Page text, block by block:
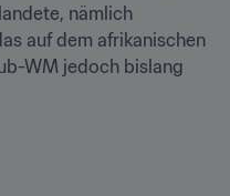
nämlich
auf dem afrikanischen
WM jedoch bislang